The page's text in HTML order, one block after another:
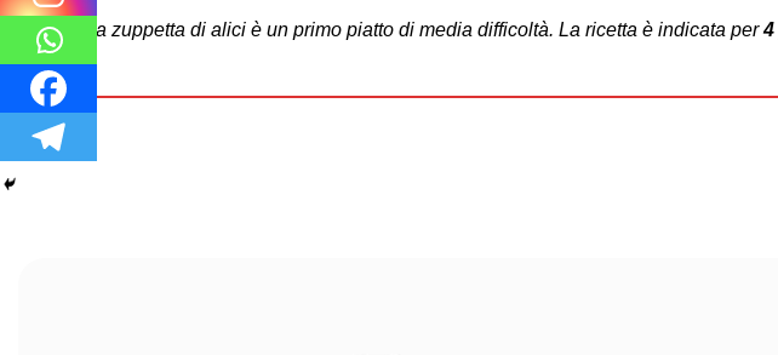
“La zuppetta di alici è un primo piatto di media difficoltà. La ricetta è indicata per4